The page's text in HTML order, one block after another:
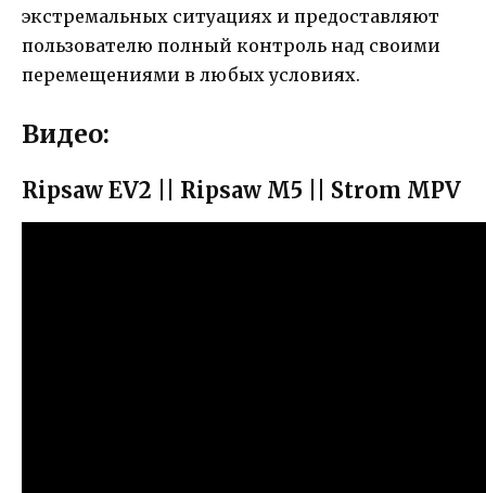
экстремальных ситуациях и предоставляют
пользователю полный контроль над своими
перемещениями в любых условиях.
Видео:
Ripsaw EV2 || Ripsaw M5 || Strom MPV